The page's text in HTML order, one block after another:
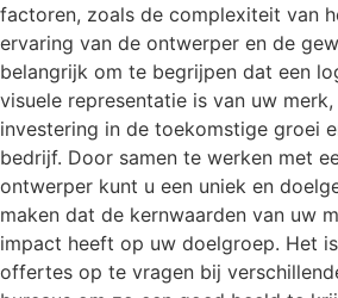
factoren, zoals de complexiteit van
ervaring van de ontwerper en de
belangrijk om te begrijpen dat een
visuele representatie is van uw
investering in de toekomstige groei
bedrijf. Door samen te werken met
ontwerper kunt u een uniek en
maken dat de kernwaarden van uw
impact heeft op uw doelgroep. Het
offertes op te vragen bij